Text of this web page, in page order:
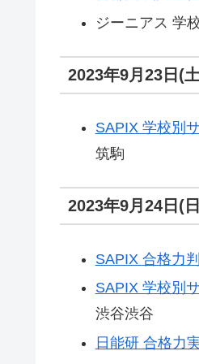
ジーニアス 学
2023年9月23日(
SAPIX 学校別
筑駒
2023年9月24日(
SAPIX 合格力
SAPIX 学校別
渋谷渋谷
日能研 合格力